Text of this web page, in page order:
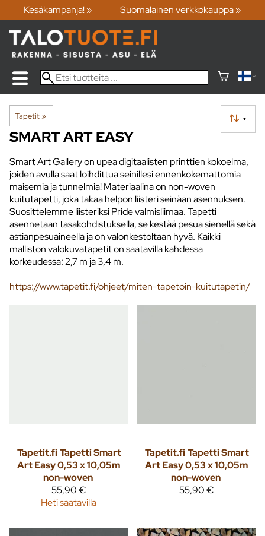
Kesäkampanja! » Suomalainen verkkokauppa »
Tapetit‪» ▼
SMART ART EASY
Smart Art Gallery on upea digitaalisten printtien kokoelma,
joiden avulla saat loihdittua seinillesi ennenkokemattomia
maisemia ja tunnelmia! Materiaalina on non-woven
kuitutapetti, joka takaa helpon liisteri seinään asennuksen.
Suosittelemme liisteriksi Pride valmisliimaa. Tapetti
asennetaan tasakohdistuksella, se kestää pesua sienellä sekä
astianpesuaineella ja on valonkestoltaan hyvä. Kaikki
malliston valokuvatapetit on saatavilla kahdessa
korkeudessa: 2,7 m ja 3,4 m.
https://www.tapetit.fi/ohjeet/miten-tapetoin-kuitutapetin/
Tapetit.fiTapetti Smart
Art Easy 0,53 x 10,05m
non-woven
55,90 €
Heti saatavilla
Tapetit.fiTapetti Smart
Art Easy 0,53 x 10,05m
non-woven
55,90 €